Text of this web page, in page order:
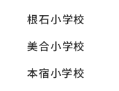
根石小学校
美合小学校
本宿小学校